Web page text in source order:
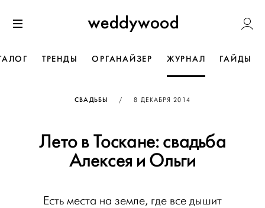
к содержанию
Weddywood
ТРЕНДЫ ОРГАНАЙЗЕР ЖУРНАЛ ГАЙДЫ
СВАДЬБЫ / ОПУБЛИКОВАНО
8 ДЕКАБРЯ 2014
Лето в Тоскане: свадьба
Алексея и Ольги
Есть места на земле, где все дышит